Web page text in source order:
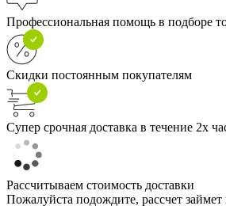
Профессиональная помощь в подборе
Скидки постоянным покупателям
Супер срочная доставка в течение 2х
Рассчитываем стоимость доставки
Пожалуйста подождите, рассчет